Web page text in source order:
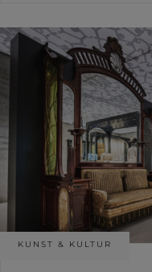
KUNST & KULTUR